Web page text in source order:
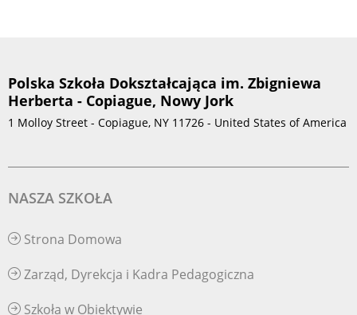
Polska Szkoła Dokształcająca im. Zbigniewa
Herberta - Copiague, Nowy Jork
1 Molloy Street - Copiague, NY 11726 - United States of America
NASZA SZKOŁA
Strona Domowa
Zarząd, Dyrekcja i Kadra Pedagogiczna
Szkoła w Obiektywie